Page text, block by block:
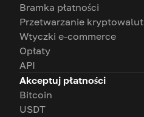
Bramka płatności
Przetwarzanie kryptowalut
Wtyczki e-commerce
Opłaty
API
Akceptuj płatności
Bitcoin
USDT